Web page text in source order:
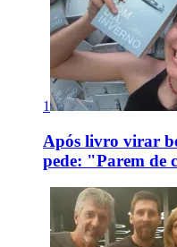
1
Após livro virar
pede: "Parem de